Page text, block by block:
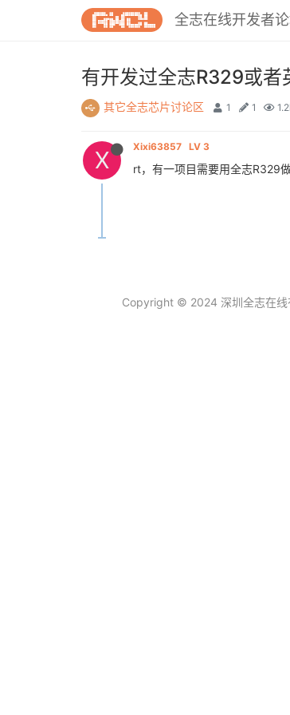
全志在线开发者
有开发过全志R329或者
其它全志芯片讨论区 1 1
X Xixi63857 LV 3
rt，有一项目需要用全志R329
Copyright © 2024 深圳全志在线